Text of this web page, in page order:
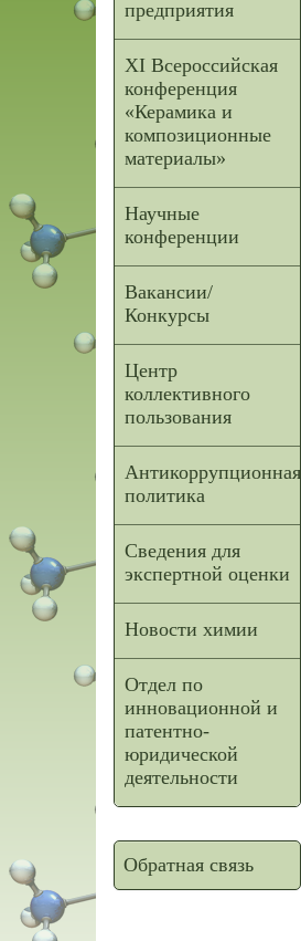
предприятия
XI Всероссийская
конференция
«Керамика и
композиционные
материалы»
Научные
конференции
Вакансии/
Конкурсы
Центр
коллективного
пользования
Антикоррупционная
политика
Сведения для
экспертной оценки
Новости химии
Отдел по
инновационной и
патентно-
юридической
деятельности
Обратная связь